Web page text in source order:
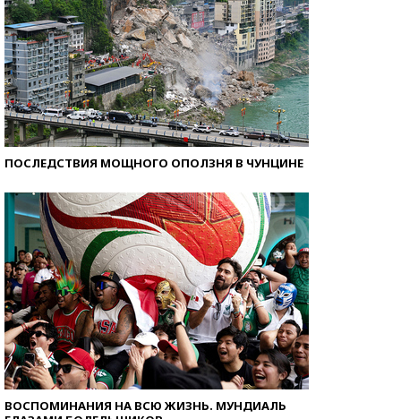
ПОСЛЕДСТВИЯ МОЩНОГО ОПОЛЗНЯ В ЧУНЦИНЕ
ВОСПОМИНАНИЯ НА ВСЮ ЖИЗНЬ. МУНДИАЛЬ